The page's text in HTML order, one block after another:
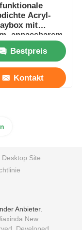
Acryl-
mit
anpassbarem
Bestpreis
Kontakt
Desktop Site
Anbieter.
New